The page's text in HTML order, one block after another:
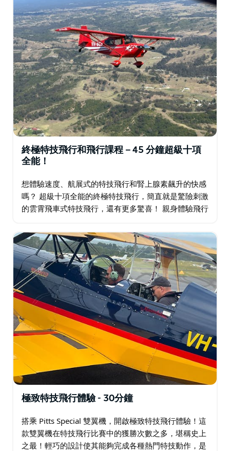
是他們熱愛這裡、吸引客戶再次光臨的原因。
終極特技飛行和飛行課程－45 分鐘超級十項
全能！
想體驗速度、航展式的特技飛行和腎上腺素飆升的快感
嗎？ 超級十項全能的終極特技飛行，簡直就是驚險刺激
的雲霄飛車式特技飛行，還有更多驚喜！ 親身體驗飛行
簡短的飛行簡報，然後直接進入充滿特技的飛行…
極致特技飛行體驗 - 30分鐘
搭乘 Pitts Special 雙翼機，開啟極致特技飛行體驗！這
款雙翼機在特技飛行比賽中的獲勝次數之多，堪稱史上
之最！輕巧的設計使其能夠完成各種熱門特技動作，是